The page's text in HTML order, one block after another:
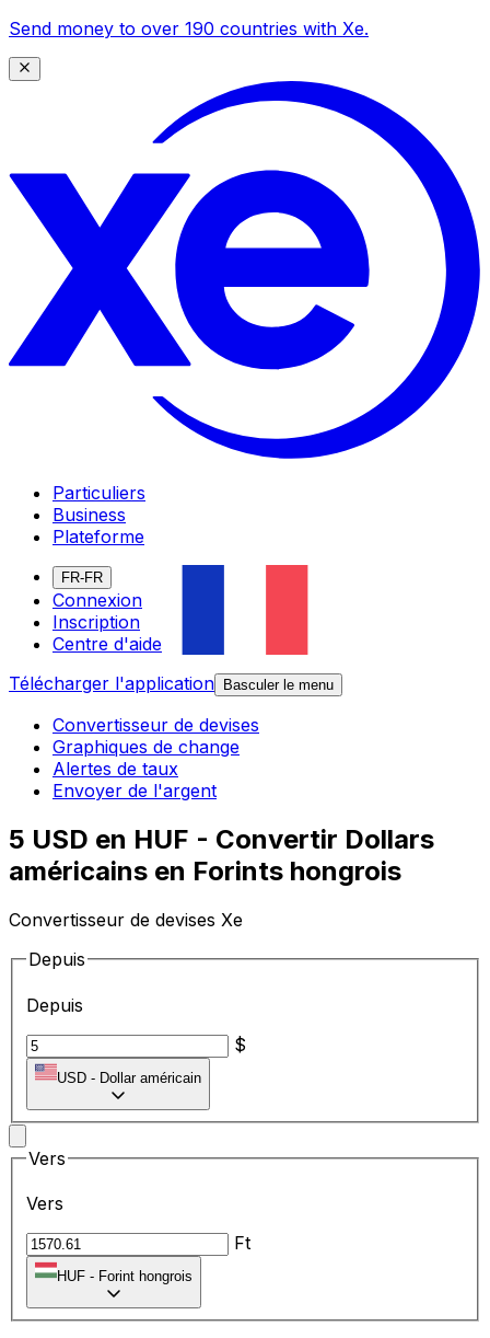
Send money to over 190 countries with Xe.
Particuliers
Business
Plateforme
FR-FR
Connexion
Inscription
Centre d'aide
Télécharger l'application
Basculer le menu
Convertisseur de devises
Graphiques de change
Alertes de taux
Envoyer de l'argent
5 USD en HUF - Convertir Dollars
américains en Forints hongrois
Convertisseur de devises Xe
Depuis
Depuis
$
USD - Dollar américain
Vers
Vers
Ft
HUF - Forint hongrois